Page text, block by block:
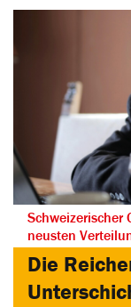
Schweizerischer
neusten
Die